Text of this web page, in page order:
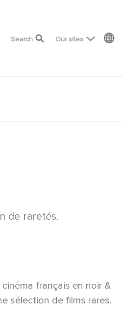
top menu
Search Our sites
de raretés.
français en noir &
sélection de films rares.